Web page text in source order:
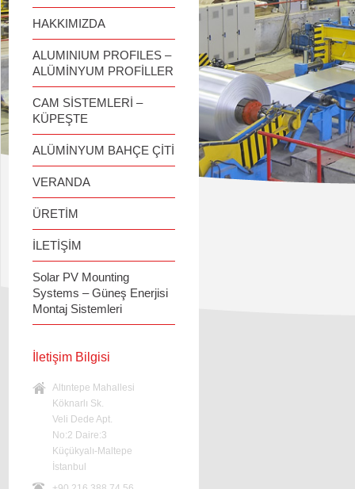
HAKKIMIZDA
ALUMINIUM PROFILES –
ALÜMİNYUM PROFİLLER
CAM SİSTEMLERİ –
KÜPEŞTE
ALÜMİNYUM BAHÇE ÇİTİ
VERANDA
ÜRETİM
İLETİŞİM
Solar PV Mounting
Systems – Güneş Enerjisi
Montaj Sistemleri
İletişim Bilgisi
Altıntepe Mahallesi
Köknarlı Sk.
Veli Dede Apt.
No:2 Daire:3
Küçükyalı-Maltepe
İstanbul